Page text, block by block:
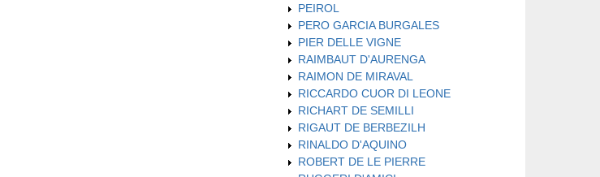
PEIROL
PERO GARCIA BURGALES
PIER DELLE VIGNE
RAIMBAUT D'AURENGA
RAIMON DE MIRAVAL
RICCARDO CUOR DI LEONE
RICHART DE SEMILLI
RIGAUT DE BERBEZILH
RINALDO D'AQUINO
ROBERT DE LE PIERRE